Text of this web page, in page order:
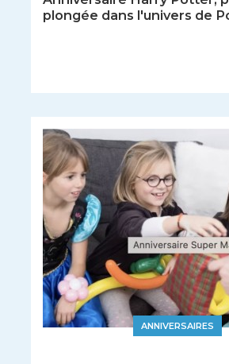
plongée dans l'univers de
ANNIVERSAIRES